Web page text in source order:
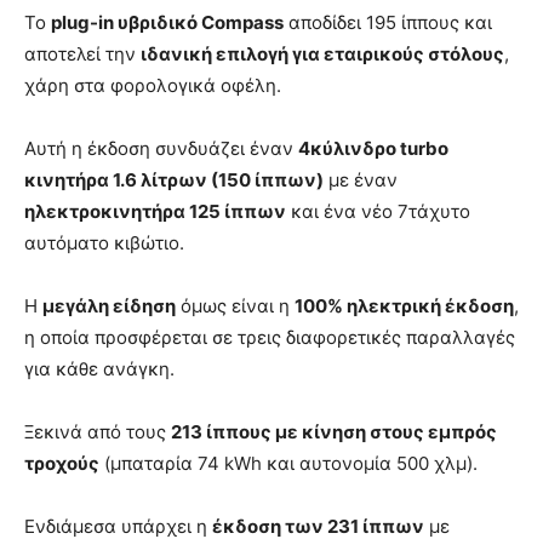
Το plug-in υβριδικό Compass αποδίδει 195 ίππους και
αποτελεί την ιδανική επιλογή για εταιρικούς στόλους,
χάρη στα φορολογικά οφέλη.
Αυτή η έκδοση συνδυάζει έναν 4κύλινδρο turbo
κινητήρα 1.6 λίτρων (150 ίππων) με έναν
ηλεκτροκινητήρα 125 ίππων και ένα νέο 7τάχυτο
αυτόματο κιβώτιο.
Η μεγάλη είδηση όμως είναι η 100% ηλεκτρική έκδοση,
η οποία προσφέρεται σε τρεις διαφορετικές παραλλαγές
για κάθε ανάγκη.
Ξεκινά από τους 213 ίππους με κίνηση στους εμπρός
τροχούς (μπαταρία 74 kWh και αυτονομία 500 χλμ).
Ενδιάμεσα υπάρχει η έκδοση των 231 ίππων με